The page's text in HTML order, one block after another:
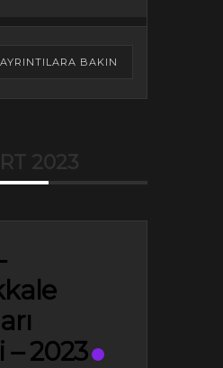
AYRINTILARA BAKIN
2023
– 2023